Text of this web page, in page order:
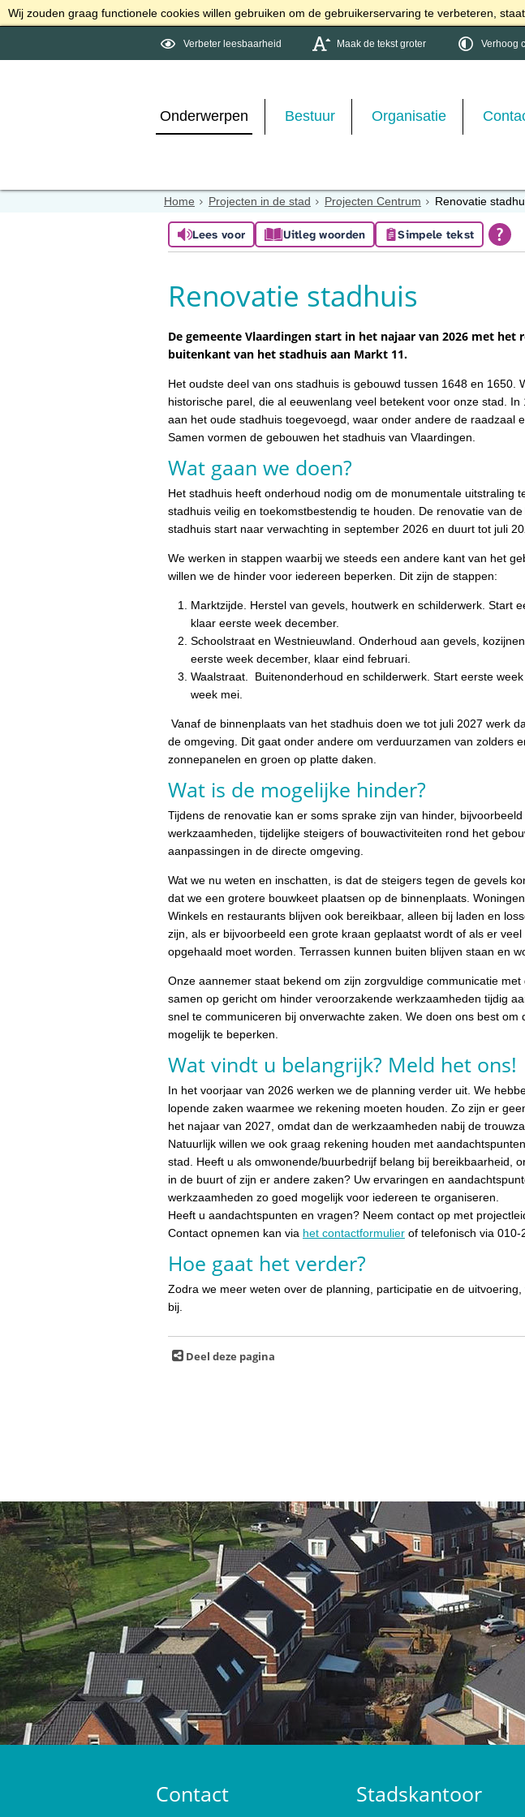
Wij zouden graag functionele cookies willen gebruiken om de gebruikerservaring te verbeteren,
Verbeter leesbaarheid Maak de tekst groter Verhoog
Onderwerpen Bestuur Organisatie
Home Projecten in de stad Projecten Centrum Renovatie
Lees voor Uitleg woorden Simpele tekst
Renovatie stadhuis
De gemeente Vlaardingen start in het najaar van 2026 met het
buitenkant van het stadhuis aan Markt 11.
Het oudste deel van ons stadhuis is gebouwd tussen 1648 en 1650.
historische parel, die al eeuwenlang veel betekent voor onze stad.
aan het oude stadhuis toegevoegd, waar onder andere de raadzaal
Samen vormen de gebouwen het stadhuis van Vlaardingen.
Wat gaan we doen?
Het stadhuis heeft onderhoud nodig om de monumentale uitstraling
stadhuis veilig en toekomstbestendig te houden. De renovatie van
stadhuis start naar verwachting in september 2026 en duurt tot juli
We werken in stappen waarbij we steeds een andere kant van het
willen we de hinder voor iedereen beperken. Dit zijn de stappen:
Marktzijde. Herstel van gevels, houtwerk en schilderwerk. Start
klaar eerste week december.
Schoolstraat en Westnieuwland. Onderhoud aan gevels,
eerste week december, klaar eind februari.
Waalstraat. Buitenonderhoud en schilderwerk. Start eerste
week mei.
Vanaf de binnenplaats van het stadhuis doen we tot juli 2027 werk
de omgeving. Dit gaat onder andere om verduurzamen van zolders
zonnepanelen en groen op platte daken.
Wat is de mogelijke hinder?
Tijdens de renovatie kan er soms sprake zijn van hinder,
werkzaamheden, tijdelijke steigers of bouwactiviteiten rond het
aanpassingen in de directe omgeving.
Wat we nu weten en inschatten, is dat de steigers tegen de gevels
dat we een grotere bouwkeet plaatsen op de binnenplaats.
Winkels en restaurants blijven ook bereikbaar, alleen bij laden en
zijn, als er bijvoorbeeld een grote kraan geplaatst wordt of als er
opgehaald moet worden. Terrassen kunnen buiten blijven staan en
Onze aannemer staat bekend om zijn zorgvuldige communicatie
samen op gericht om hinder veroorzakende werkzaamheden tijdig
snel te communiceren bij onverwachte zaken. We doen ons best om
mogelijk te beperken.
Wat vindt u belangrijk? Meld het ons!
In het voorjaar van 2026 werken we de planning verder uit. We
lopende zaken waarmee we rekening moeten houden. Zo zijn er
het najaar van 2027, omdat dan de werkzaamheden nabij de
Natuurlijk willen we ook graag rekening houden met
stad. Heeft u als omwonende/buurbedrijf belang bij bereikbaarheid,
in de buurt of zijn er andere zaken? Uw ervaringen en
werkzaamheden zo goed mogelijk voor iedereen te organiseren.
Heeft u aandachtspunten en vragen? Neem contact op met
Contact opnemen kan via het contactformulier of telefonisch via 010-
Hoe gaat het verder?
Zodra we meer weten over de planning, participatie en de
bij.
Deel deze pagina
Contact Stadskantoor